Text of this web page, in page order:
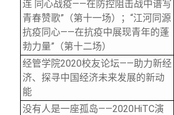
连 同心战疫——在防控阻击战中谱写
青春赞歌”（第十一场）；“江河同源
抗疫同心——在抗疫中展现青年的蓬
勃力量”（第十二场）
经管学院2020校友论坛——助力新经
济、探寻中国经济未来发展的新动
能
没有人是一座孤岛——2020HiTC演